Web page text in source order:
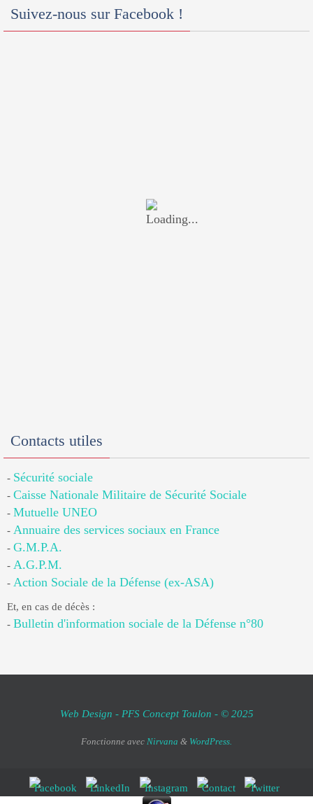
Suivez-nous sur Facebook !
Contacts utiles
- Sécurité sociale
- Caisse Nationale Militaire de Sécurité Sociale
- Mutuelle UNEO
- Annuaire des services sociaux en France
- G.M.P.A.
- A.G.P.M.
- Action Sociale de la Défense (ex-ASA)
Et, en cas de décès :
- Bulletin d'information sociale de la Défense n°80
Web Design - PFS Concept Toulon - © 2025
Fonctionne avec Nirvana & WordPress.